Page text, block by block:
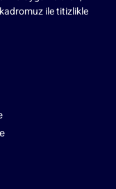
ile titizlikle